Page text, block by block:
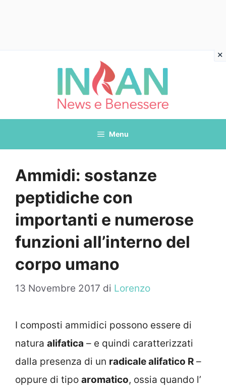
Menu
Ammidi: sostanze
peptidiche con
importanti e numerose
funzioni all’interno del
corpo umano
13 Novembre 2017 di Lorenzo
I composti ammidici possono essere di
natura alifatica – e quindi caratterizzati
dalla presenza di un radicale alifatico R –
oppure di tipo aromatico, ossia quando l’